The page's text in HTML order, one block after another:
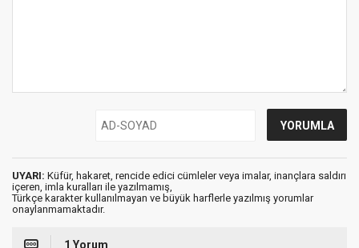
UYARI: Küfür, hakaret, rencide edici cümleler veya imalar, inançlara saldırı
içeren, imla kuralları ile yazılmamış,
Türkçe karakter kullanılmayan ve büyük harflerle yazılmış yorumlar
onaylanmamaktadır.
1 Yorum